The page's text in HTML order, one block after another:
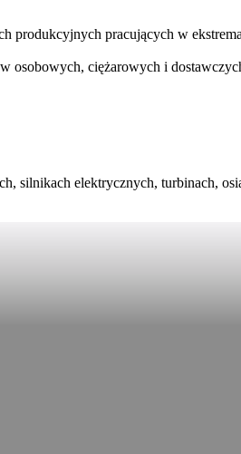
produkcyjnych pracujących w
osobowych, ciężarowych i
silnikach elektrycznych, turbinach,